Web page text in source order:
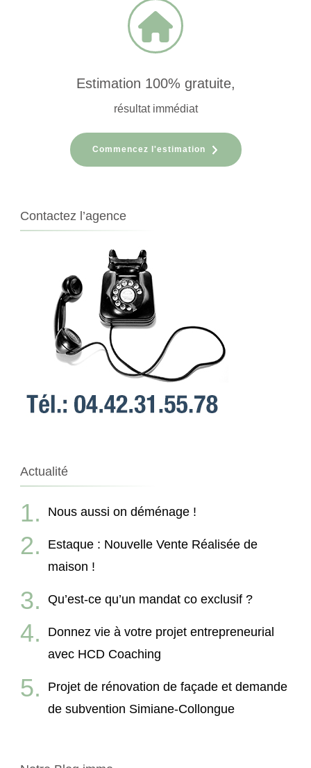
Estimation 100% gratuite,
résultat immédiat
Commencez l'estimation
Contactez l’agence
Actualité
Nous aussi on déménage !
Estaque : Nouvelle Vente Réalisée de
maison !
Qu’est-ce qu’un mandat co exclusif ?
Donnez vie à votre projet entrepreneurial
avec HCD Coaching
Projet de rénovation de façade et demande
de subvention Simiane-Collongue